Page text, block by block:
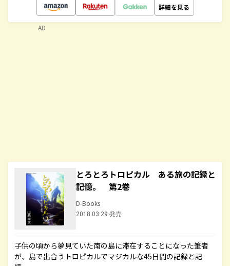
詳細を見る
とろとろトロピカル ある旅の記録と
記憶。 第2巻
D-Books
2018.03.29 発売
子供の頃から夢見ていた南の島に滞在することになった筆者
が、島で出合うトロピカルでマジカルな45日間の記録と記
AD